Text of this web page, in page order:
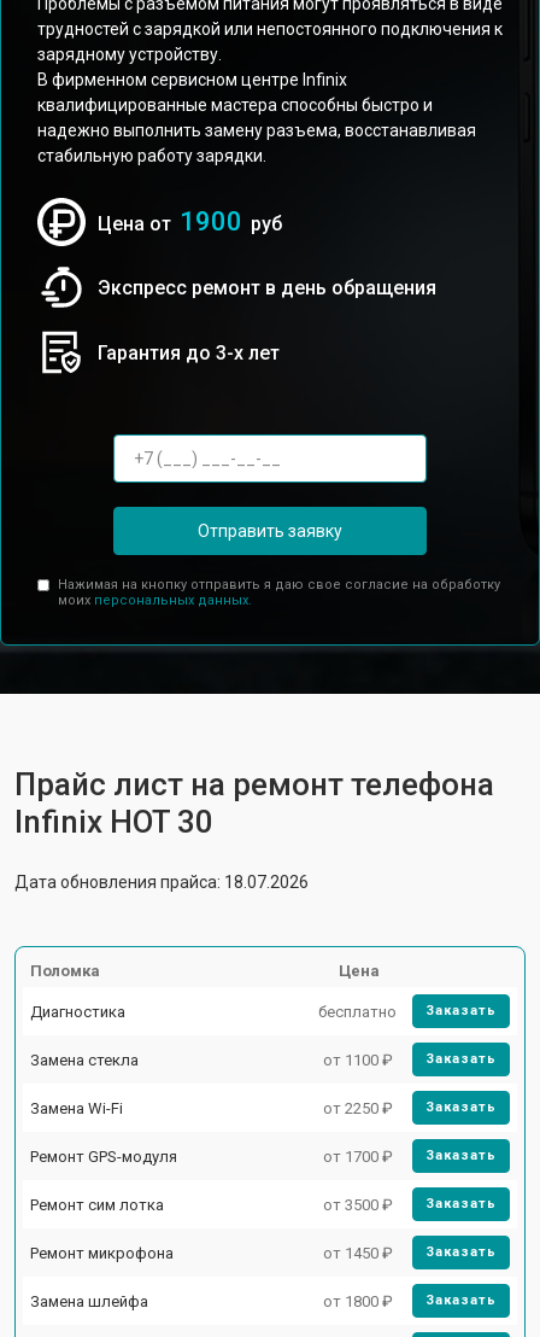
трудностей с зарядкой или непостоянного подключения к
зарядному устройству.
В фирменном сервисном центре Infinix
квалифицированные мастера способны быстро и
надежно выполнить замену разъема, восстанавливая
стабильную работу зарядки.
Цена от 1900 руб
Экспресс ремонт в день обращения
Гарантия до 3-х лет
Отправить заявку
Нажимая на кнопку отправить я даю свое согласие на обработку
моих персональных данных.
Прайс лист на ремонт телефона
Infinix HOT 30
Дата обновления прайса: 18.07.2026
Поломка Цена
Диагностика бесплатно Заказать
Замена стекла от 1100 ₽ Заказать
Замена Wi-Fi от 2250 ₽ Заказать
Ремонт GPS-модуля от 1700 ₽ Заказать
Ремонт сим лотка от 3500 ₽ Заказать
Ремонт микрофона от 1450 ₽ Заказать
Замена шлейфа от 1800 ₽ Заказать